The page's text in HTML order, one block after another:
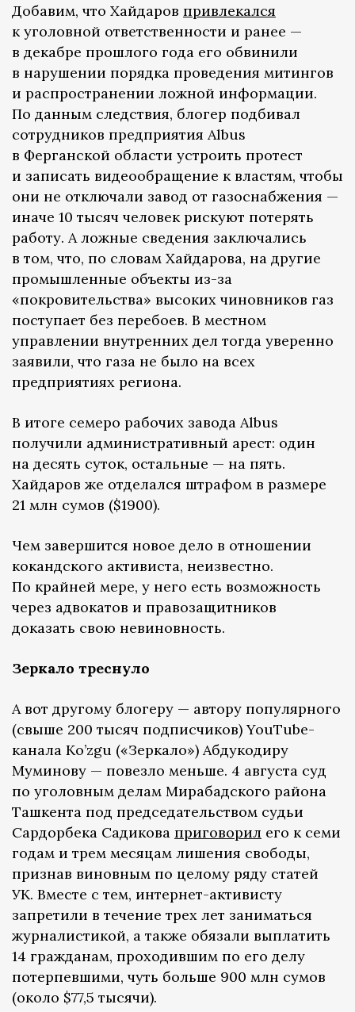
Добавим, что Хайдаров привлекался
к уголовной ответственности и ранее —
в декабре прошлого года его обвинили
в нарушении порядка проведения митингов
и распространении ложной информации.
По данным следствия, блогер подбивал
сотрудников предприятия Albus
в Ферганской области устроить протест
и записать видеообращение к властям, чтобы
они не отключали завод от газоснабжения —
иначе 10 тысяч человек рискуют потерять
работу. А ложные сведения заключались
в том, что, по словам Хайдарова, на другие
промышленные объекты из-за
«покровительства» высоких чиновников газ
поступает без перебоев. В местном
управлении внутренних дел тогда уверенно
заявили, что газа не было на всех
предприятиях региона.
В итоге семеро рабочих завода Albus
получили административный арест: один
на десять суток, остальные — на пять.
Хайдаров же отделался штрафом в размере
21 млн сумов ($1900).
Чем завершится новое дело в отношении
кокандского активиста, неизвестно.
По крайней мере, у него есть возможность
через адвокатов и правозащитников
доказать свою невиновность.
Зеркало треснуло
А вот другому блогеру — автору популярного
(свыше 200 тысяч подписчиков) YouTube-
канала Ko’zgu («Зеркало») Абдукодиру
Муминову — повезло меньше. 4 августа суд
по уголовным делам Мирабадского района
Ташкента под председательством судьи
Сардорбека Садикова приговорил его к семи
годам и трем месяцам лишения свободы,
признав виновным по целому ряду статей
УК. Вместе с тем, интернет-активисту
запретили в течение трех лет заниматься
журналистикой, а также обязали выплатить
14 гражданам, проходившим по его делу
потерпевшими, чуть больше 900 млн сумов
(около $77,5 тысячи).